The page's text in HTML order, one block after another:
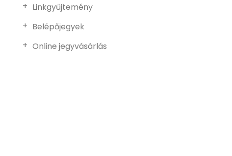
Linkgyűjtemény
Belépőjegyek
Online jegyvásárlás